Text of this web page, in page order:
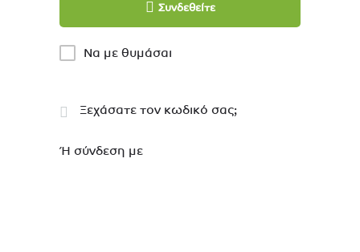
Συνδεθείτε
Να με θυμάσαι
Ξεχάσατε τον κωδικό σας;
Ή σύνδεση με